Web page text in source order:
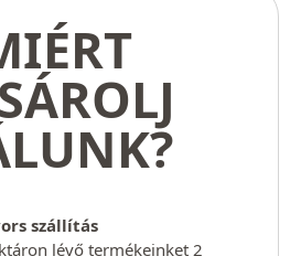
szállítás
lévő termékeinket 2